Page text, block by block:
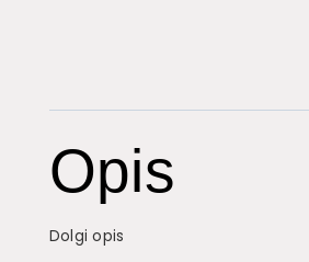
Opis
Dolgi opis